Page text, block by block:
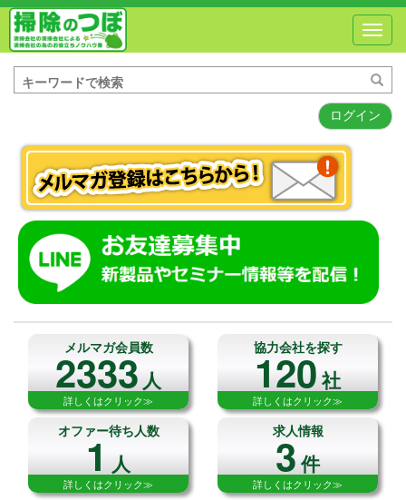
ログイン
メルマガ会員数
2333人
詳しくはクリック≫
協力会社を探す
120社
詳しくはクリック≫
オファー待ち人数
1人
詳しくはクリック≫
求人情報
3件
詳しくはクリック≫